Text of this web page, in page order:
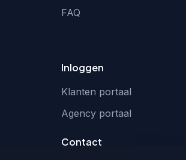
FAQ
Inloggen
Klanten portaal
Agency portaal
Contact